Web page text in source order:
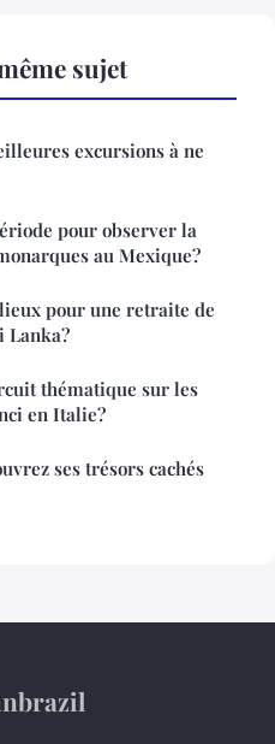
sujet
excursions à ne
pour observer la
au Mexique?
pour une retraite de
Lanka?
thématique sur les
en Italie?
ses trésors cachés